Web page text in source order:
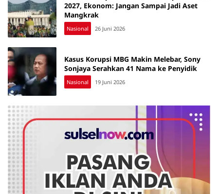
2027, Ekonom: Jangan Sampai Jadi Aset
Mangkrak
Nasional 26 Juni 2026
Kasus Korupsi MBG Makin Melebar, Sony
Sonjaya Serahkan 41 Nama ke Penyidik
Nasional 19 Juni 2026